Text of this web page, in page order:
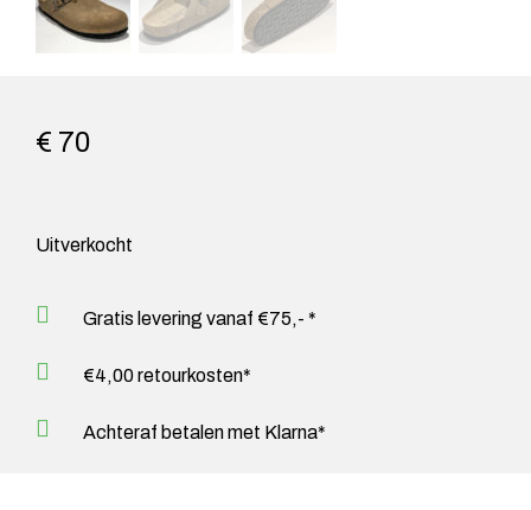
€ 70
Uitverkocht
Gratis levering vanaf €75,- *
€4,00 retourkosten*
Achteraf betalen met Klarna*